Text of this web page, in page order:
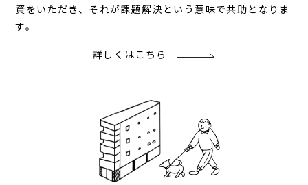
資をいただき、それが課題解決という意味で共助となりま
す。
詳しくはこちら